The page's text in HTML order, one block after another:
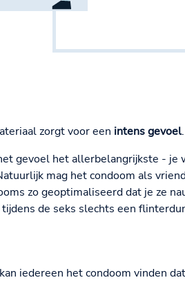
zorgt voor een intens gevoel.
gevoel het allerbelangrijkste -
mag het condoom als
zo geoptimaliseerd dat je ze
de seks slechts een
kan iedereen het condoom vinden